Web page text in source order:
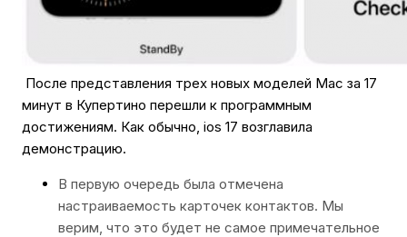
После представления трех новых моделей Mac за 17
минут в Купертино перешли к программным
достижениям. Как обычно, ios 17 возглавила
демонстрацию.
В первую очередь была отмечена
настраиваемость карточек контактов. Мы
верим, что это будет не самое примечательное